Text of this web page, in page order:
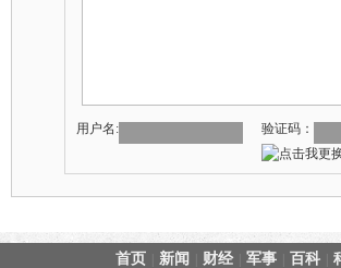
用户名: 验证码：
首页 新闻 财经 军事 百科